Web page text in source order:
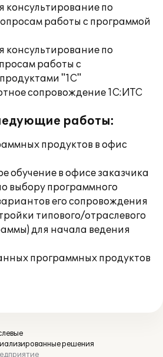
консультирование по
работы с программой
консультирование по
работы с
"1С"
сопровождение 1С:ИТС
работы:
продуктов в офис
обучение в офисе заказчика
выбору программного
его сопровождения
типового/отраслевого
для начала ведения
программных продуктов
решения